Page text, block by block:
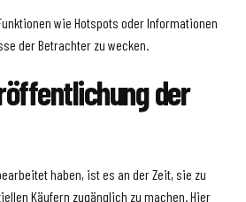
wie Hotspots oder Informationen
der Betrachter zu wecken.
der
haben, ist es an der Zeit, sie zu
Käufern zugänglich zu machen. Hier